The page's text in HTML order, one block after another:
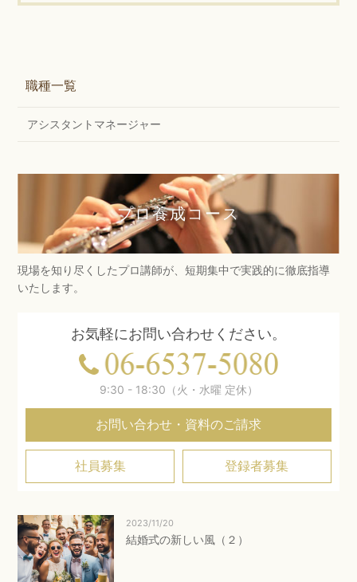
職種一覧
アシスタントマネージャー
プロ養成コース
現場を知り尽くしたプロ講師が、短期集中で実践的に徹底指導
いたします。
お気軽にお問い合わせください。
9:30 - 18:30（火・水曜 定休）
お問い合わせ・資料のご請求
社員募集 登録者募集
2023/11/20
結婚式の新しい風（２）